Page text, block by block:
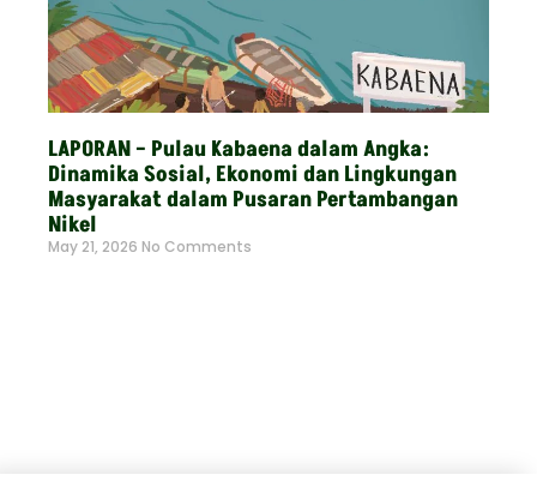
LAPORAN – Pulau Kabaena dalam Angka:
Dinamika Sosial, Ekonomi dan Lingkungan
Masyarakat dalam Pusaran Pertambangan
Nikel
May 21, 2026 No Comments